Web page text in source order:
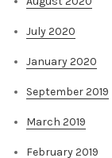
July 2020
January 2020
September 2019
March 2019
February 2019